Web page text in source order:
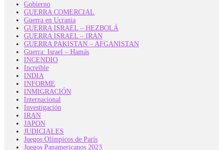
Gobierno
GUERRA COMERCIAL
Guerra en Ucrania
GUERRA ISRAEL – HEZBOLÁ
GUERRA ISRAEL – IRAN
GUERRA PAKISTAN – AFGANISTAN
Guerra: Israel – Hamás
INCENDIO
Increible
INDIA
INFORME
INMIGRACIÓN
Internacional
Investigación
IRAN
JAPON
JUDICIALES
Juegos Olímpicos de París
Juegos Panamericanos 2023